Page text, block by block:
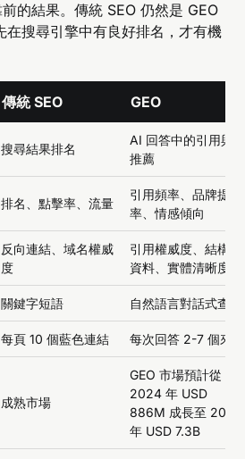
的結果。傳統 SEO 仍然是 GEO
搜尋引擎中有良好排名，才有機
傳統 SEO GEO
搜尋結果排名
AI 回答中的引用與
推薦
排名、點擊率、流量
引用頻率、品牌提及
率、情感傾向
反向連結、域名權威
度
引用權威度、結構化
資料、實體清晰度
關鍵字短語 自然語言對話式查詢
每頁 10 個藍色連結 每次回答 2-7 個來源
成熟市場
GEO 市場預計從
2024 年 USD
886M 成長至 2031
年 USD 7.3B